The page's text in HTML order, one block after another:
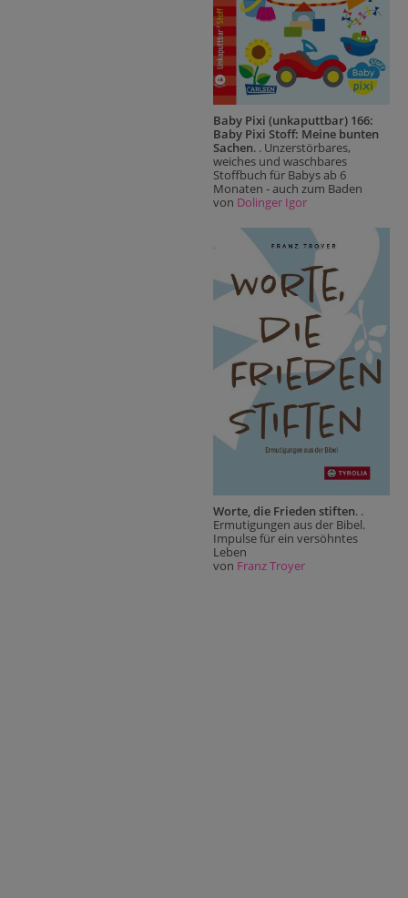
Baby Pixi (unkaputtbar) 166:
Baby Pixi Stoff: Meine bunten
Sachen. . Unzerstörbares,
weiches und waschbares
Stoffbuch für Babys ab 6
Monaten - auch zum Baden
von Dolinger Igor
Worte, die Frieden stiften. .
Ermutigungen aus der Bibel.
Impulse für ein versöhntes
Leben
von Franz Troyer